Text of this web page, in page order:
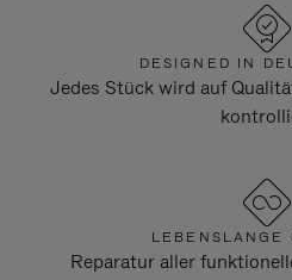
DESIGNED IN
Jedes Stück wird auf
LEBENSLANGE
Reparatur aller